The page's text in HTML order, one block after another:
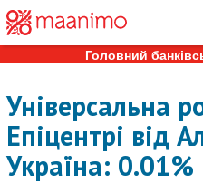
Головний
Універсальна
Епіцентрі від
Україна: 0.01%